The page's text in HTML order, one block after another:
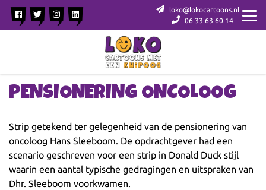
loko@lokocartoons.nl
06 33 63 60 14
PENSIONERING ONCOLOOG
Strip getekend ter gelegenheid van de pensionering van
oncoloog Hans Sleeboom. De opdrachtgever had een
scenario geschreven voor een strip in Donald Duck stijl
waarin een aantal typische gedragingen en uitspraken van
Dhr. Sleeboom voorkwamen.